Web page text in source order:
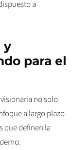
a
y
para el
no solo
a largo plazo
que definen la